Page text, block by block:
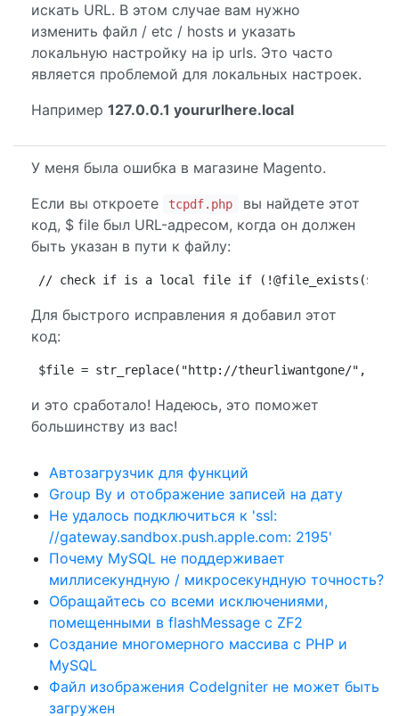
искать URL. В этом случае вам нужно
изменить файл / etc / hosts и указать
локальную настройку на ip urls. Это часто
является проблемой для локальных настроек.
Например 127.0.0.1 yoururlhere.local
У меня была ошибка в магазине Magento.
Если вы откроете
tcpdf.php
вы найдете этот
код, $ file был URL-адресом, когда он должен
быть указан в пути к файлу:
// check if is a local file if
Для быстрого исправления я добавил этот
код:
$file = str_replace("http://theurliwantgone/
и это сработало! Надеюсь, это поможет
большинству из вас!
Автозагрузчик для функций
Group By и отображение записей на дату
Не удалось подключиться к 'ssl:
//gateway.sandbox.push.apple.com: 2195'
Почему MySQL не поддерживает
миллисекундную / микросекундную точность?
Обращайтесь со всеми исключениями,
помещенными в flashMessage с ZF2
Создание многомерного массива с PHP и
MySQL
Файл изображения CodeIgniter не может быть
загружен